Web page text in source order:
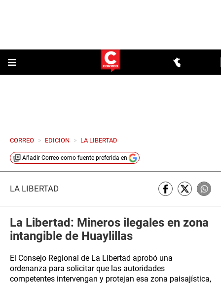
CORREO > EDICION > LA LIBERTAD
Añadir Correo como fuente preferida en
LA LIBERTAD
La Libertad: Mineros ilegales en zona
intangible de Huaylillas
El Consejo Regional de La Libertad aprobó una
ordenanza para solicitar que las autoridades
competentes intervengan y protejan esa zona paisajística,